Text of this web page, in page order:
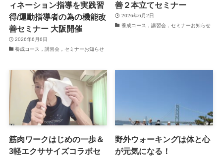
ィネーション指導を実践習
得/運動指導者の為の機能改
善セミナー 大阪開催
2026年6月6日
養成コース，講習会，セミナーお知らせ
善２本立てセミナー
2026年6月2日
養成コース，講習会，セミナーお知らせ
筋肉ワークはじめの一歩＆
3軽エクササイズコラボセ
野外ウォーキングは体と心
が元気になる！